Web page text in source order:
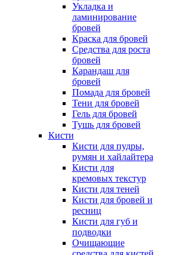
Укладка и
ламинирование
бровей
Краска для бровей
Средства для роста
бровей
Карандаш для
бровей
Помада для бровей
Тени для бровей
Гель для бровей
Тушь для бровей
Кисти
Кисти для пудры,
румян и хайлайтера
Кисти для
кремовых текстур
Кисти для теней
Кисти для бровей и
ресниц
Кисти для губ и
подводки
Очищающие